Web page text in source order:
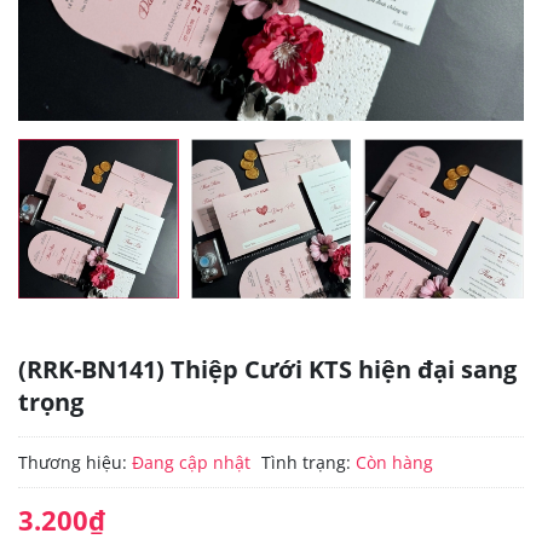
(RRK-BN141) Thiệp Cưới KTS hiện đại sang
trọng
Thương hiệu: Đang cập nhật Tình trạng: Còn hàng
3.200₫